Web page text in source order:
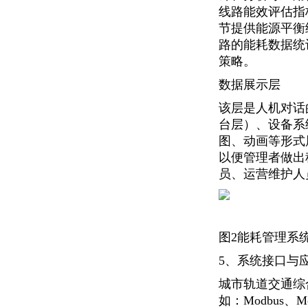
线路能效评估
节提供能源平
路的能耗数据
策略。
数据展示层
该层是人机对
台层）、设备
图、动画等形
以便管理者做
员、运营维护
图2能耗管理系
5、系统接口与
城市轨道交通
如：Modbus、